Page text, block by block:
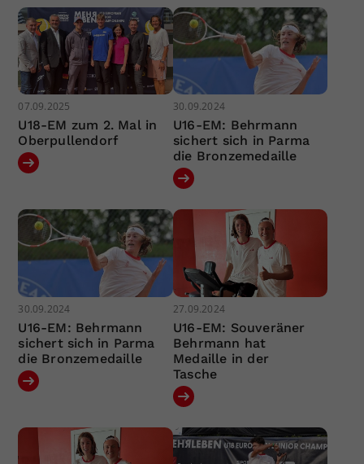
07.09.2025
U18-EM zum 2. Mal in
Oberpullendorf
30.09.2024
U16-EM: Behrmann
sichert sich in Parma
die Bronzemedaille
30.09.2024
U16-EM: Behrmann
sichert sich in Parma
die Bronzemedaille
27.09.2024
U16-EM: Souveräner
Behrmann hat
Medaille in der
Tasche